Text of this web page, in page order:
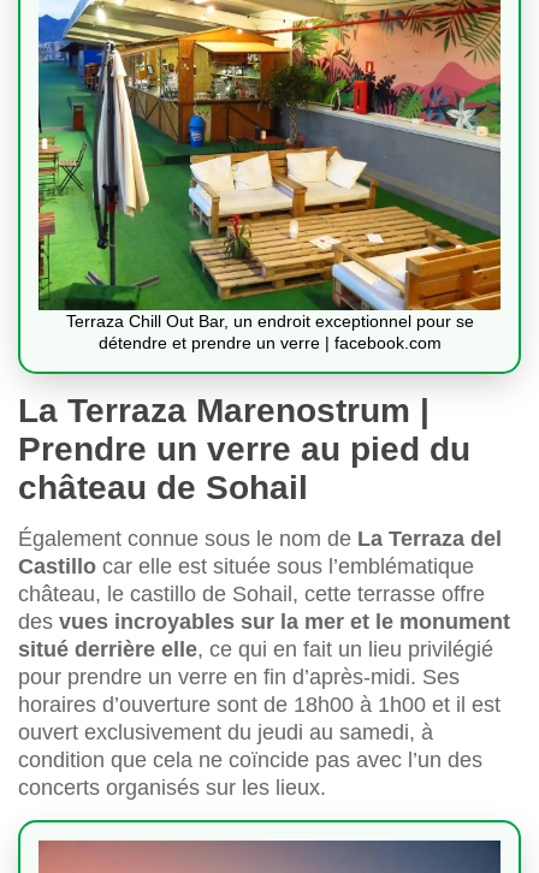
Terraza Chill Out Bar, un endroit exceptionnel pour se
détendre et prendre un verre | facebook.com
La Terraza Marenostrum |
Prendre un verre au pied du
château de Sohail
Également connue sous le nom de La Terraza del
Castillo car elle est située sous l’emblématique
château, le castillo de Sohail, cette terrasse offre
des vues incroyables sur la mer et le monument
situé derrière elle, ce qui en fait un lieu privilégié
pour prendre un verre en fin d’après-midi. Ses
horaires d’ouverture sont de 18h00 à 1h00 et il est
ouvert exclusivement du jeudi au samedi, à
condition que cela ne coïncide pas avec l’un des
concerts organisés sur les lieux.